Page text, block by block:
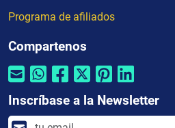
Programa de afiliados
Compartenos
Inscríbase a la Newsletter